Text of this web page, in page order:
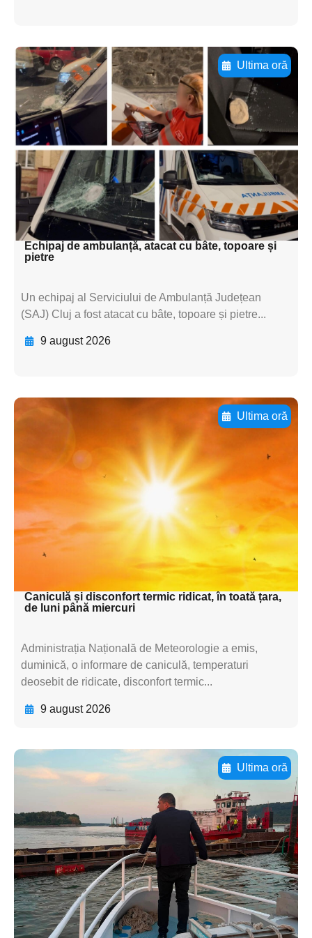
Ultima oră
Adaugă aici textul pentru
subtitluAdaugă aici
textul pentru
subtitluAdaugă aici
textul pentru
subtitluAdaugă aici
textul pentru subti
Echipaj de ambulanță, atacat cu bâte, topoare și
pietre
Un echipaj al Serviciului de Ambulanță Județean
(SAJ) Cluj a fost atacat cu bâte, topoare și pietre...
9 august 2026
Ultima oră
Adaugă aici textul pentru
subtitluAdaugă aici
textul pentru
subtitluAdaugă aici
textul pentru
subtitluAdaugă aici
textul pentru subti
Caniculă și disconfort termic ridicat, în toată țara,
de luni până miercuri
Administrația Națională de Meteorologie a emis,
duminică, o informare de caniculă, temperaturi
deosebit de ridicate, disconfort termic...
9 august 2026
Ultima oră
Adaugă aici textul pentru
subtitluAdaugă aici
textul pentru
subtitluAdaugă aici
textul pentru
subtitluAdaugă aici
textul pentru subti